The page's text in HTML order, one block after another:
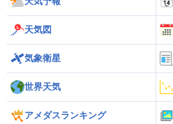
天気図
気象衛星
世界天気
アメダスランキング